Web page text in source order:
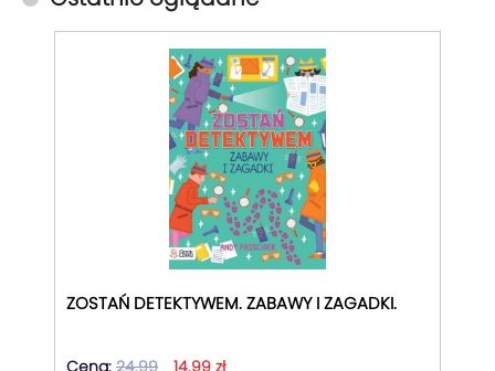
ZOSTAŃ DETEKTYWEM. ZABAWY I ZAGADKI.